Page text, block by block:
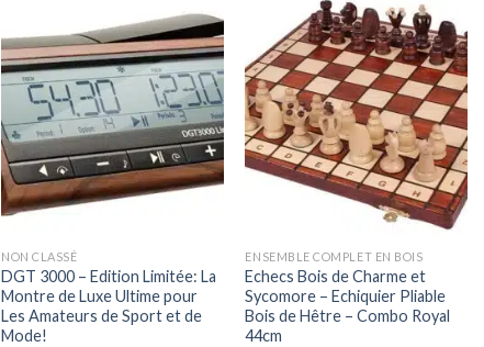
NON CLASSÉ
DGT 3000 – Edition Limitée: La
Montre de Luxe Ultime pour
Les Amateurs de Sport et de
Mode!
ENSEMBLE COMPLET EN BOIS
Echecs Bois de Charme et
Sycomore – Echiquier Pliable
Bois de Hêtre – Combo Royal
44cm